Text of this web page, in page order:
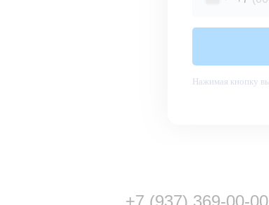
Нажимая кнопку
+7 (937) 369-00-00